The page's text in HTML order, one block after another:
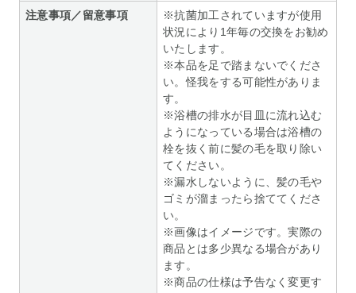
注意事項／留意事項
※抗菌加工されていますが使用
状況により1年毎の交換をお勧め
いたします。
※本品を足で踏まないでくださ
い。怪我をする可能性がありま
す。
※浴槽の排水が目皿に流れ込む
ようになっている場合は浴槽の
栓を抜く前に髪の毛を取り除い
てください。
※漏水しないように、髪の毛や
ゴミが溜まったら捨ててくださ
い。
※画像はイメージです。実際の
商品とは多少異なる場合があり
ます。
※商品の仕様は予告なく変更す